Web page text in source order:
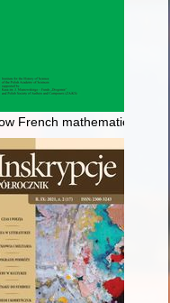
1966)
French mathematicians